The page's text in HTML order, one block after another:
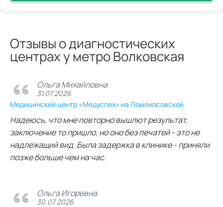
Отзывы о диагностических
центрах у метро Волковская
Ольга Михайловна
31.07.2026
Медицинский центр «Медуспех» на Ломоносовской
Надеюсь, что мне повторно вышлют результат,
заключение то пришло, но оно без печатей - это не
надлежащий вид. Была задержка в клинике - приняли
позже больше чем на час.
Ольга Игоревна
30.07.2026